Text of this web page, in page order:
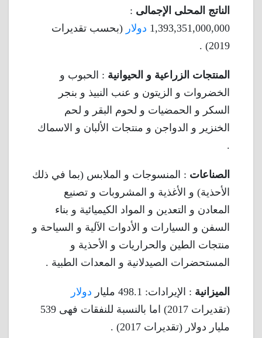
الناتج المحلى الإجمالى :
1,393,351,000,000 دولار (بحسب تقديرات
2019) .
المنتجات الزراعية و الحيوانية : الحبوب و
الخضروات و الزيتون و عنب النبيذ و بنجر
السكر و الحمضيات و لحوم البقر و لحم
الخنزير و الدواجن و منتجات الألبان و الاسماك
.
الصناعات : المنسوجات و الملابس (بما في ذلك
الأحذية) و الأغذية و المشروبات و تصنيع
المعادن و التعدين و المواد الكيميائية و بناء
السفن و السيارات و الأدوات الآلية و السياحة و
منتجات الطين والحراريات و الأحذية و
المستحضرات الصيدلانية و المعدات الطبية .
الميزانية : الإيرادات: 498.1 مليار
دولار
(تقديرات 2017) اما بالنسبة للنفقات فهى 539
مليار دولار (تقديرات 2017) .